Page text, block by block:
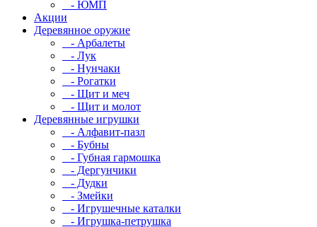
- ЮМП
Акции
Деревянное оружие
- Арбалеты
- Лук
- Нунчаки
- Рогатки
- Щит и меч
- Щит и молот
Деревянные игрушки
- Алфавит-пазл
- Бубны
- Губная гармошка
- Дергунчики
- Дудки
- Змейки
- Игрушечные каталки
- Игрушка-петрушка